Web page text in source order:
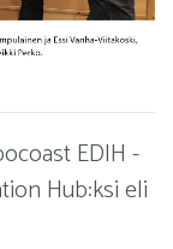
EDIH -
Hub:ksi eli